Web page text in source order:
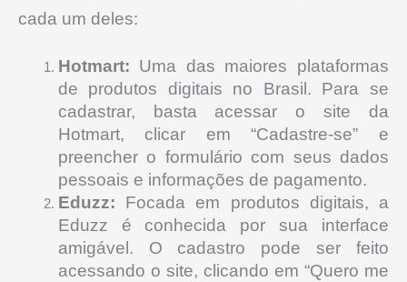
cada um deles:
Hotmart: Uma das maiores plataformas
de produtos digitais no Brasil. Para se
cadastrar, basta acessar o site da
Hotmart, clicar em “Cadastre-se” e
preencher o formulário com seus dados
pessoais e informações de pagamento.
Eduzz: Focada em produtos digitais, a
Eduzz é conhecida por sua interface
amigável. O cadastro pode ser feito
acessando o site, clicando em “Quero me